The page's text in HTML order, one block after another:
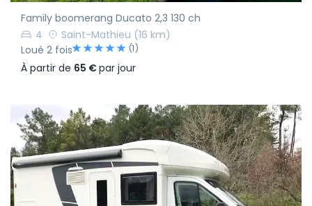
Family boomerang Ducato 2,3 130 ch
4
Saint-Mathieu (16 km)
Loué 2 fois
(1)
À partir de 65 €par jour